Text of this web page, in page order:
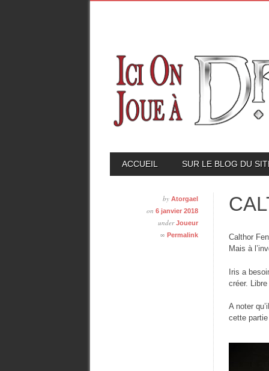
MAIN MENU
ACCUEIL SUR LE BLOG DU
by Atorgael
on 6 janvier 2018
underJoueur
∞ Permalink
Calthor
Mais à
Iris a
créer.
A noter
cette